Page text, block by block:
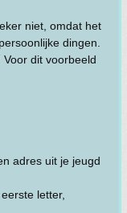
niet, omdat het
dingen.
dit voorbeeld
adres uit je jeugd
letter,